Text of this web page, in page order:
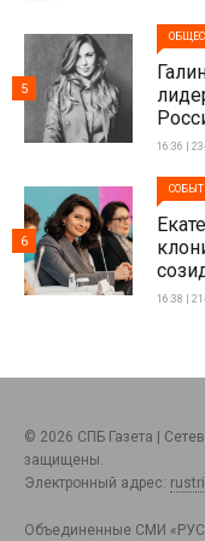
16:36 |
5
16:38 |
6
© 2026 СПБ Газета |
защищены.
Электронный адрес:
Объединенные СМИ